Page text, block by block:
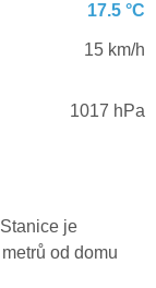
17.5 °C
15 km/h
1017 hPa
je
od domu